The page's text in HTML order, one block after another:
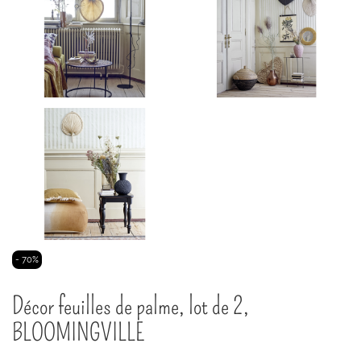
Passer
de
la
Galerie
- 70%
Décor feuilles de palme, lot de 2,
BLOOMINGVILLE